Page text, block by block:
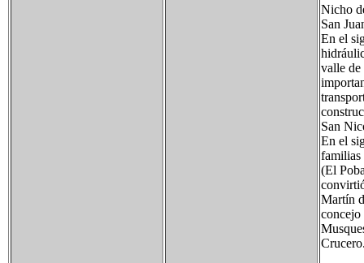
Nicho
San
En el
valle de
San
En el
familias
(El
Martín
concejo